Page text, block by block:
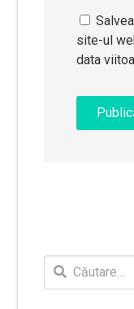
site-ul
data
Caută
după: